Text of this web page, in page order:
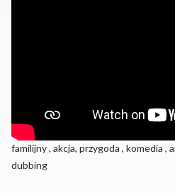
familijny , akcja, przygoda , komedia ,
dubbing